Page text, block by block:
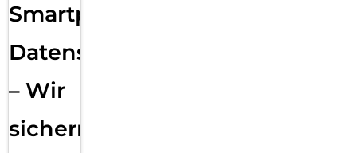
Smartphone
Datensicherung
– Wir
sichern